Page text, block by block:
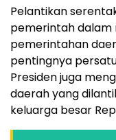
Pelantikan
pemerintah
pemerintahan
pentingnya
Presiden juga
daerah yang
keluarga besar